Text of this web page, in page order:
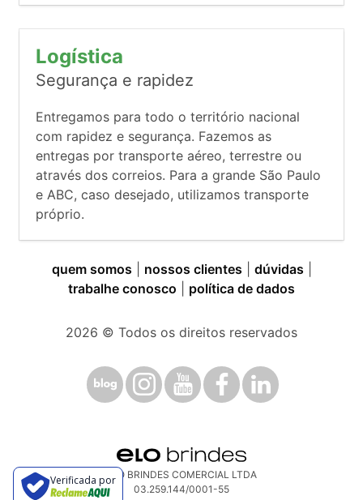
Logística
Segurança e rapidez
Entregamos para todo o território nacional
com rapidez e segurança. Fazemos as
entregas por transporte aéreo, terrestre ou
através dos correios. Para a grande São Paulo
e ABC, caso desejado, utilizamos transporte
próprio.
quem somos nossos clientes dúvidas
trabalhe conosco
política de dados
2026 © Todos os direitos reservados
ELO BRINDES COMERCIAL LTDA
03.259.144/0001-55
Verificada por